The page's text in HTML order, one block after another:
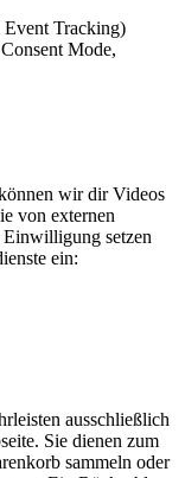
Tracking)
Mode,
wir dir Videos
von externen
setzen
ein:
ausschließlich
Sie dienen zum
sammeln oder